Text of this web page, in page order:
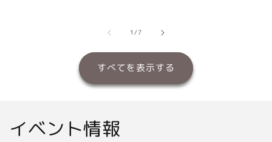
格
1/の
7
すべてを表示する
イベント情報